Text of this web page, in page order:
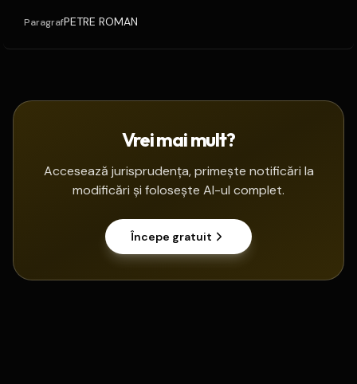
ParagrafPETRE ROMAN
Vrei mai mult?
Accesează jurisprudența, primește notificări la
modificări și folosește AI-ul complet.
Începe gratuit